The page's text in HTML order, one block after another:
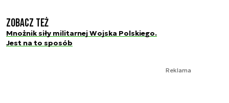
Zobacz też
Mnożnik siły militarnej Wojska Polskiego.
Jest na to sposób
Reklama